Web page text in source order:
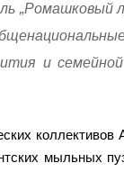
„Ромашковый
и
коллективов
мыльных